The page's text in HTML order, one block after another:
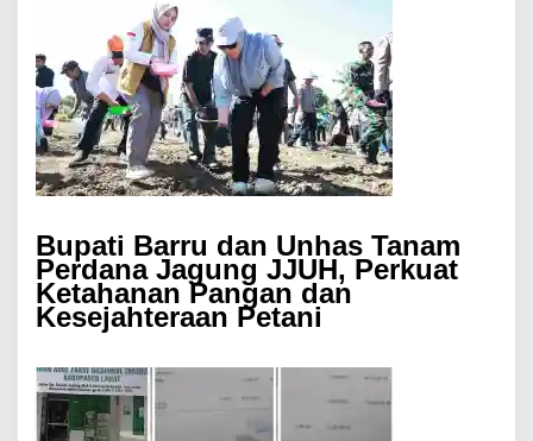
Bupati Barru dan Unhas Tanam
Perdana Jagung JJUH, Perkuat
Ketahanan Pangan dan
Kesejahteraan Petani